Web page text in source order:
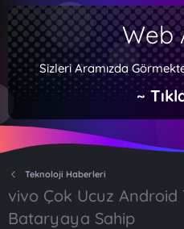
Web
Sizleri Aramızda
~
Teknoloji Haberleri
vivo Çok Ucuz Android
Bataryaya Sahip